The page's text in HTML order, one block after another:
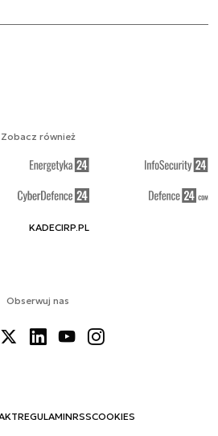
Obserwuj nas
REGULAMINRSSCOOKIES
Zobacz również
KADECIRP.PL